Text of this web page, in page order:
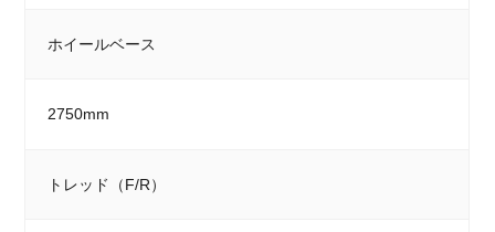
ホイールベース
2750mm
トレッド（F/R）